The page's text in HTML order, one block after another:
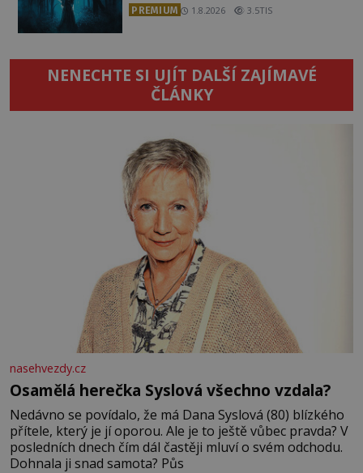
PREMIUM 1.8.2026 3.5TIS
NENECHTE SI UJÍT DALŠÍ ZAJÍMAVÉ
ČLÁNKY
nasehvezdy.cz
Osamělá herečka Syslová všechno vzdala?
Nedávno se povídalo, že má Dana Syslová (80) blízkého
přítele, který je jí oporou. Ale je to ještě vůbec pravda? V
posledních dnech čím dál častěji mluví o svém odchodu.
Dohnala ji snad samota? Půs